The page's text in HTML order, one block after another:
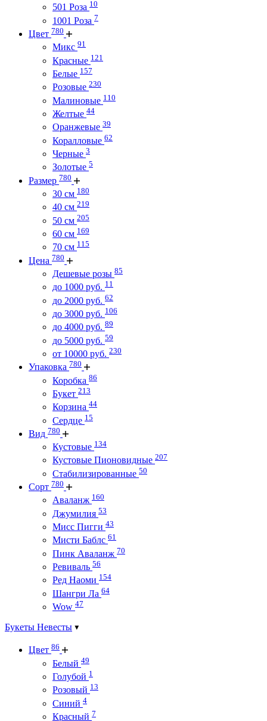
501 Роза 10
1001 Роза 7
Цвет 780
Микс 91
Красные 121
Белые 157
Розовые 230
Малиновые 110
Желтые 44
Оранжевые 39
Коралловые 62
Черные 3
Золотые 5
Размер 780
30 см 180
40 см 219
50 см 205
60 см 169
70 см 115
Цена 780
Дешевые розы 85
до 1000 руб. 11
до 2000 руб. 62
до 3000 руб. 106
до 4000 руб. 89
до 5000 руб. 59
от 10000 руб. 230
Упаковка 780
Коробка 86
Букет 213
Корзина 44
Сердце 15
Вид 780
Кустовые 134
Кустовые Пионовидные 207
Стабилизированные 50
Сорт 780
Аваланж 160
Джумилия 53
Мисс Пигги 43
Мисти Баблс 61
Пинк Аваланж 70
Ревиваль 56
Ред Наоми 154
Шангри Ла 64
Wow 47
Букеты Невесты
Цвет 86
Белый 49
Голубой 1
Розовый 13
Синий 4
Красный 7